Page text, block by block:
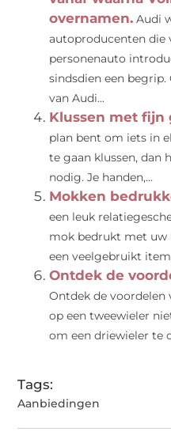
overnamen. Audi
autoproducenten die
personenauto
sindsdien een
van Audi...
Klussen met fijn
plan bent om iets in
te gaan klussen, dan
nodig. Je handen,...
Mokken
een leuk
mok bedrukt met uw
een veelgebruikt
Ontdek de
Ontdek de voordelen
op een tweewieler
om een driewieler te
Tags:
Aanbiedingen